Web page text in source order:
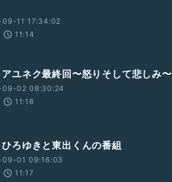
11 17:34:02
11:14
ユネク最終回〜怒りそして悲しみ〜
09-02 08:30:24
11:18
ろゆきと東出くんの番組
09-01 09:16:03
11:17